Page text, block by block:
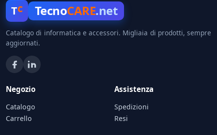
Tc TecnoCARE.net
Catalogo di informatica e accessori. Migliaia di prodotti, sempre
aggiornati.
Negozio
Catalogo
Carrello
Assistenza
Spedizioni
Resi